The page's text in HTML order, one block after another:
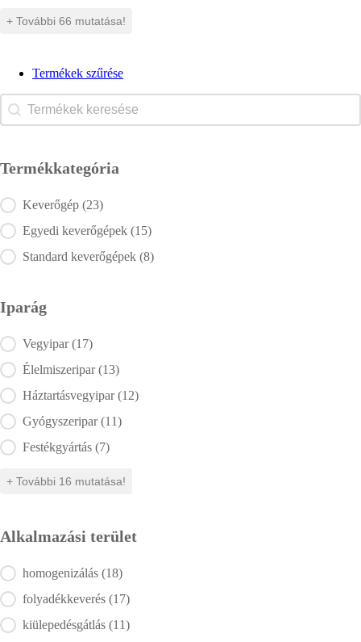
+ További 66 mutatása!
Termékek szűrése
Kereső
Search content
Termékkategória
Termékkategória
Keverőgép (23)
Egyedi keverőgépek (15)
Standard keverőgépek (8)
Iparág
IparágVegyipar(17)
Élelmiszeripar(13)
Háztartásvegyipar(12)
Gyógyszeripar(11)
Festékgyártás (7)
+ További 16 mutatása!
Alkalmazási terület
Alkalmazási terület
homogenizálás (18)
folyadékkeverés (17)
kiülepedésgátlás (11)